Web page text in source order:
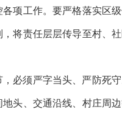
项工作。要严格落实区
将责任层层传导至村、
必须严字当头、严防死
头、交通沿线、村庄周